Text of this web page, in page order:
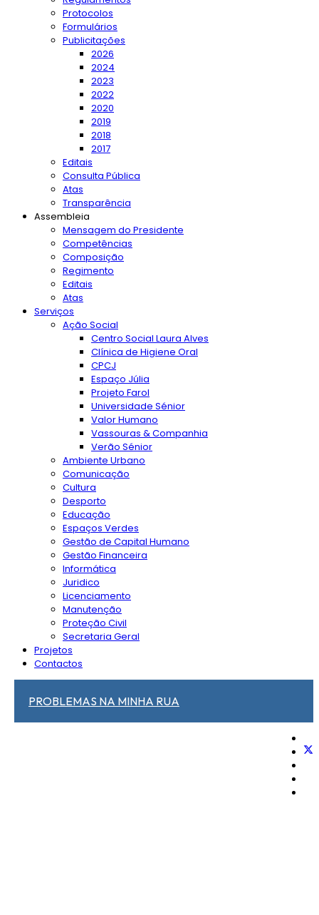
Protocolos
Formulários
Publicitações
2026
2024
2023
2022
2020
2019
2018
2017
Editais
Consulta Pública
Atas
Transparência
Assembleia
Mensagem do Presidente
Competências
Composição
Regimento
Editais
Atas
Serviços
Ação Social
Centro Social Laura Alves
Clínica de Higiene Oral
CPCJ
Espaço Júlia
Projeto Farol
Universidade Sénior
Valor Humano
Vassouras & Companhia
Verão Sénior
Ambiente Urbano
Comunicação
Cultura
Desporto
Educação
Espaços Verdes
Gestão de Capital Humano
Gestão Financeira
Informática
Juridico
Licenciamento
Manutenção
Proteção Civil
Secretaria Geral
Projetos
Contactos
PROBLEMAS NA MINHA RUA